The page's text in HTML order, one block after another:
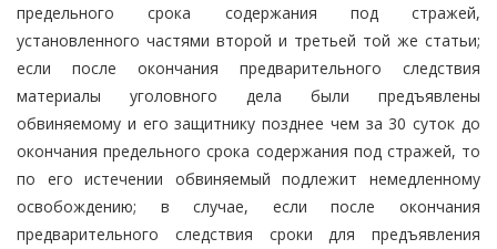
предельного срока содержания под стражей,
установленного частями второй и третьей той же статьи;
если после окончания предварительного следствия
материалы уголовного дела были предъявлены
обвиняемому и его защитнику позднее чем за 30 суток до
окончания предельного срока содержания под стражей, то
по его истечении обвиняемый подлежит немедленному
освобождению; в случае, если после окончания
предварительного следствия сроки для предъявления